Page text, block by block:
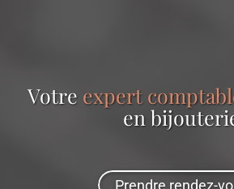
Votre expert
en
Prendre rendez-